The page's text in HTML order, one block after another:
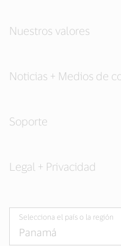
Nuestros valores
Noticias + Medios de
Soporte
Legal + Privacidad
Selecciona el país o la región